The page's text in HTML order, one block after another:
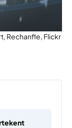
Rechanfle, Flickr